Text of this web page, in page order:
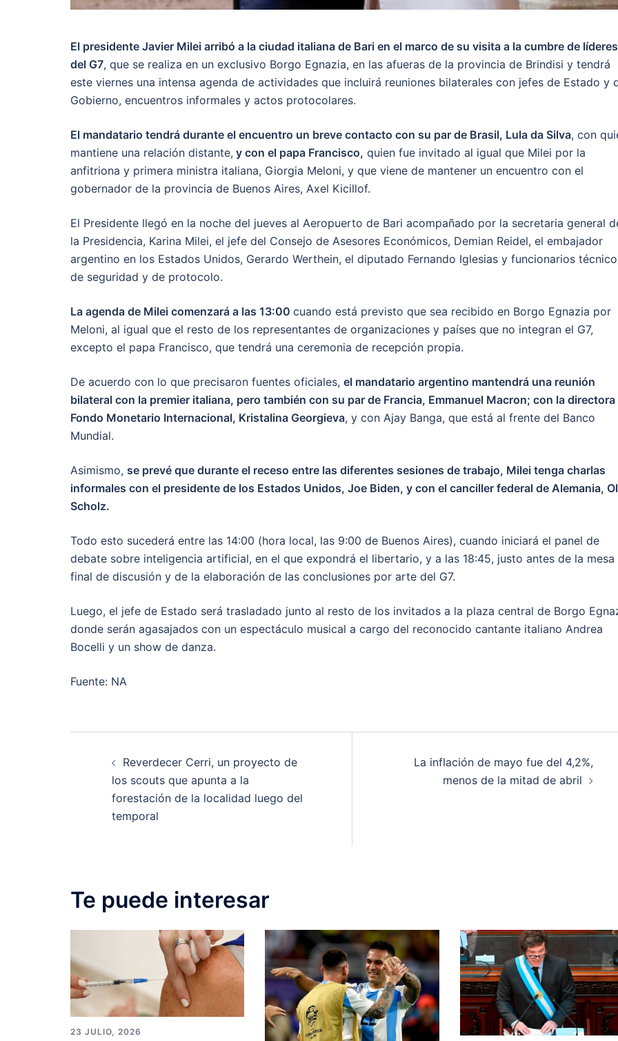
El presidente Javier Milei arribó a la ciudad italiana de Bari en el marco de su visita a la cumbre de líderes
del G7, que se realiza en un exclusivo Borgo Egnazia, en las afueras de la provincia de Brindisi y tendrá
este viernes una intensa agenda de actividades que incluirá reuniones bilaterales con jefes de Estado y
Gobierno, encuentros informales y actos protocolares.
El mandatario tendrá durante el encuentro un breve contacto con su par de Brasil, Lula da Silva, con
mantiene una relación distante, y con el papa Francisco, quien fue invitado al igual que Milei por la
anfitriona y primera ministra italiana, Giorgia Meloni, y que viene de mantener un encuentro con el
gobernador de la provincia de Buenos Aires, Axel Kicillof.
El Presidente llegó en la noche del jueves al Aeropuerto de Bari acompañado por la secretaria general
la Presidencia, Karina Milei, el jefe del Consejo de Asesores Económicos, Demian Reidel, el embajador
argentino en los Estados Unidos, Gerardo Werthein, el diputado Fernando Iglesias y funcionarios
de seguridad y de protocolo.
La agenda de Milei comenzará a las 13:00 cuando está previsto que sea recibido en Borgo Egnazia por
Meloni, al igual que el resto de los representantes de organizaciones y países que no integran el G7,
excepto el papa Francisco, que tendrá una ceremonia de recepción propia.
De acuerdo con lo que precisaron fuentes oficiales, el mandatario argentino mantendrá una reunión
bilateral con la premier italiana, pero también con su par de Francia, Emmanuel Macron; con la directora
Fondo Monetario Internacional, Kristalina Georgieva, y con Ajay Banga, que está al frente del Banco
Mundial.
Asimismo, se prevé que durante el receso entre las diferentes sesiones de trabajo, Milei tenga charlas
informales con el presidente de los Estados Unidos, Joe Biden, y con el canciller federal de Alemania,
Scholz.
Todo esto sucederá entre las 14:00 (hora local, las 9:00 de Buenos Aires), cuando iniciará el panel de
debate sobre inteligencia artificial, en el que expondrá el libertario, y a las 18:45, justo antes de la mesa
final de discusión y de la elaboración de las conclusiones por arte del G7.
Luego, el jefe de Estado será trasladado junto al resto de los invitados a la plaza central de Borgo
donde serán agasajados con un espectáculo musical a cargo del reconocido cantante italiano Andrea
Bocelli y un show de danza.
Fuente: NA
navigation
Reverdecer Cerri, un proyecto de
los scouts que apunta a la
forestación de la localidad luego del
temporal
La inflación de mayo fue del 4,2%,
menos de la mitad de abril
Te puede interesar
23 JULIO, 2026